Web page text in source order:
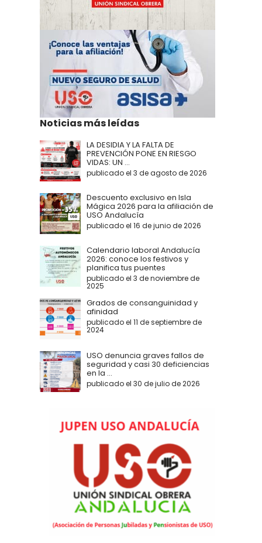
Noticias más leídas
LA DESIDIA Y LA FALTA DE
PREVENCIÓN PONE EN RIESGO
VIDAS: UN ...
publicado el 3 de agosto de 2026
Descuento exclusivo en Isla
Mágica 2026 para la afiliación de
USO Andalucía
publicado el 16 de junio de 2026
Calendario laboral Andalucía
2026: conoce los festivos y
planifica tus puentes
publicado el 3 de noviembre de
2025
Grados de consanguinidad y
afinidad
publicado el 11 de septiembre de
2024
USO denuncia graves fallos de
seguridad y casi 30 deficiencias
en la ...
publicado el 30 de julio de 2026